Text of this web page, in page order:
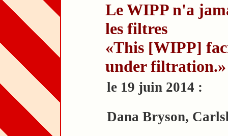
Le WIPP n'a
les filtres
«This [WIPP]
under filtration.»
le 19 juin 2014 :
Dana Bryson,